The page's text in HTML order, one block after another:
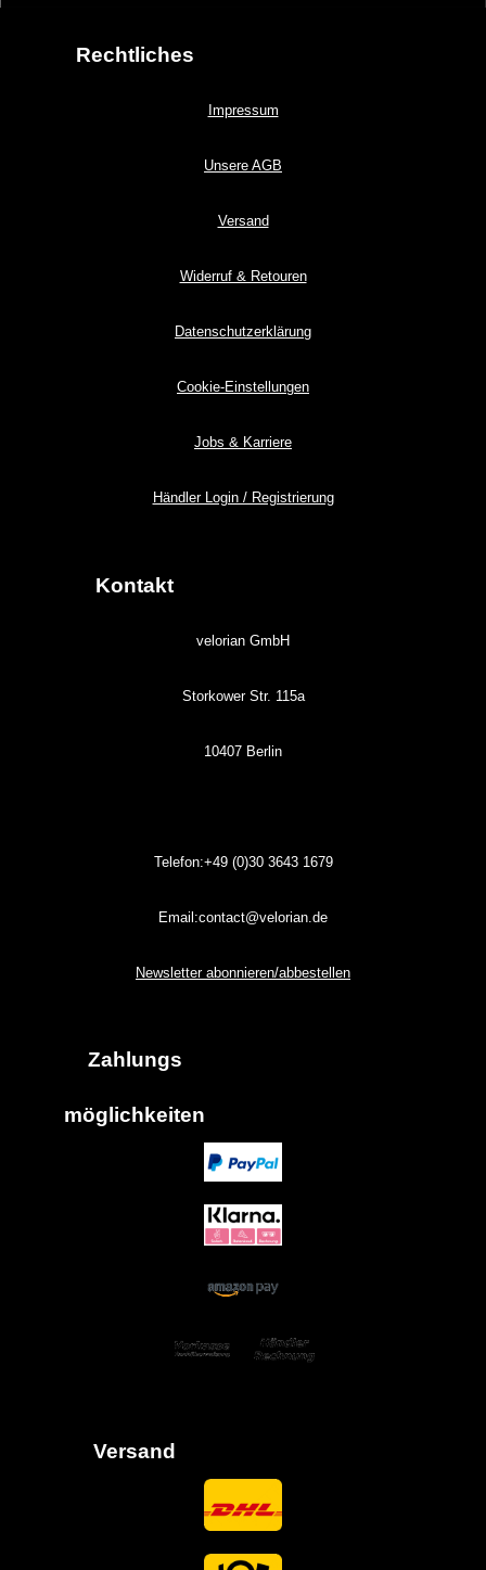
Rechtliches
Impressum
Unsere AGB
Versand
Widerruf & Retouren
Datenschutzerklärung
Cookie-Einstellungen
Jobs & Karriere
Händler Login / Registrierung
Kontakt
velorian GmbH
Storkower Str. 115a
10407 Berlin
Telefon:+49 (0)3036431679
Email:contact@velorian.de
Newsletter abonnieren/abbestellen
Zahlungs
möglich keiten
Versand